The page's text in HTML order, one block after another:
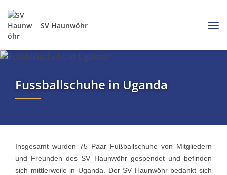
SV Haunwöhr
Fussballschuhe in Uganda
Insgesamt wurden 75 Paar Fußballschuhe von Mitgliedern
und Freunden des SV Haunwöhr gespendet und befinden
sich mittlerweile in Uganda. Der SV Haunwöhr bedankt sich